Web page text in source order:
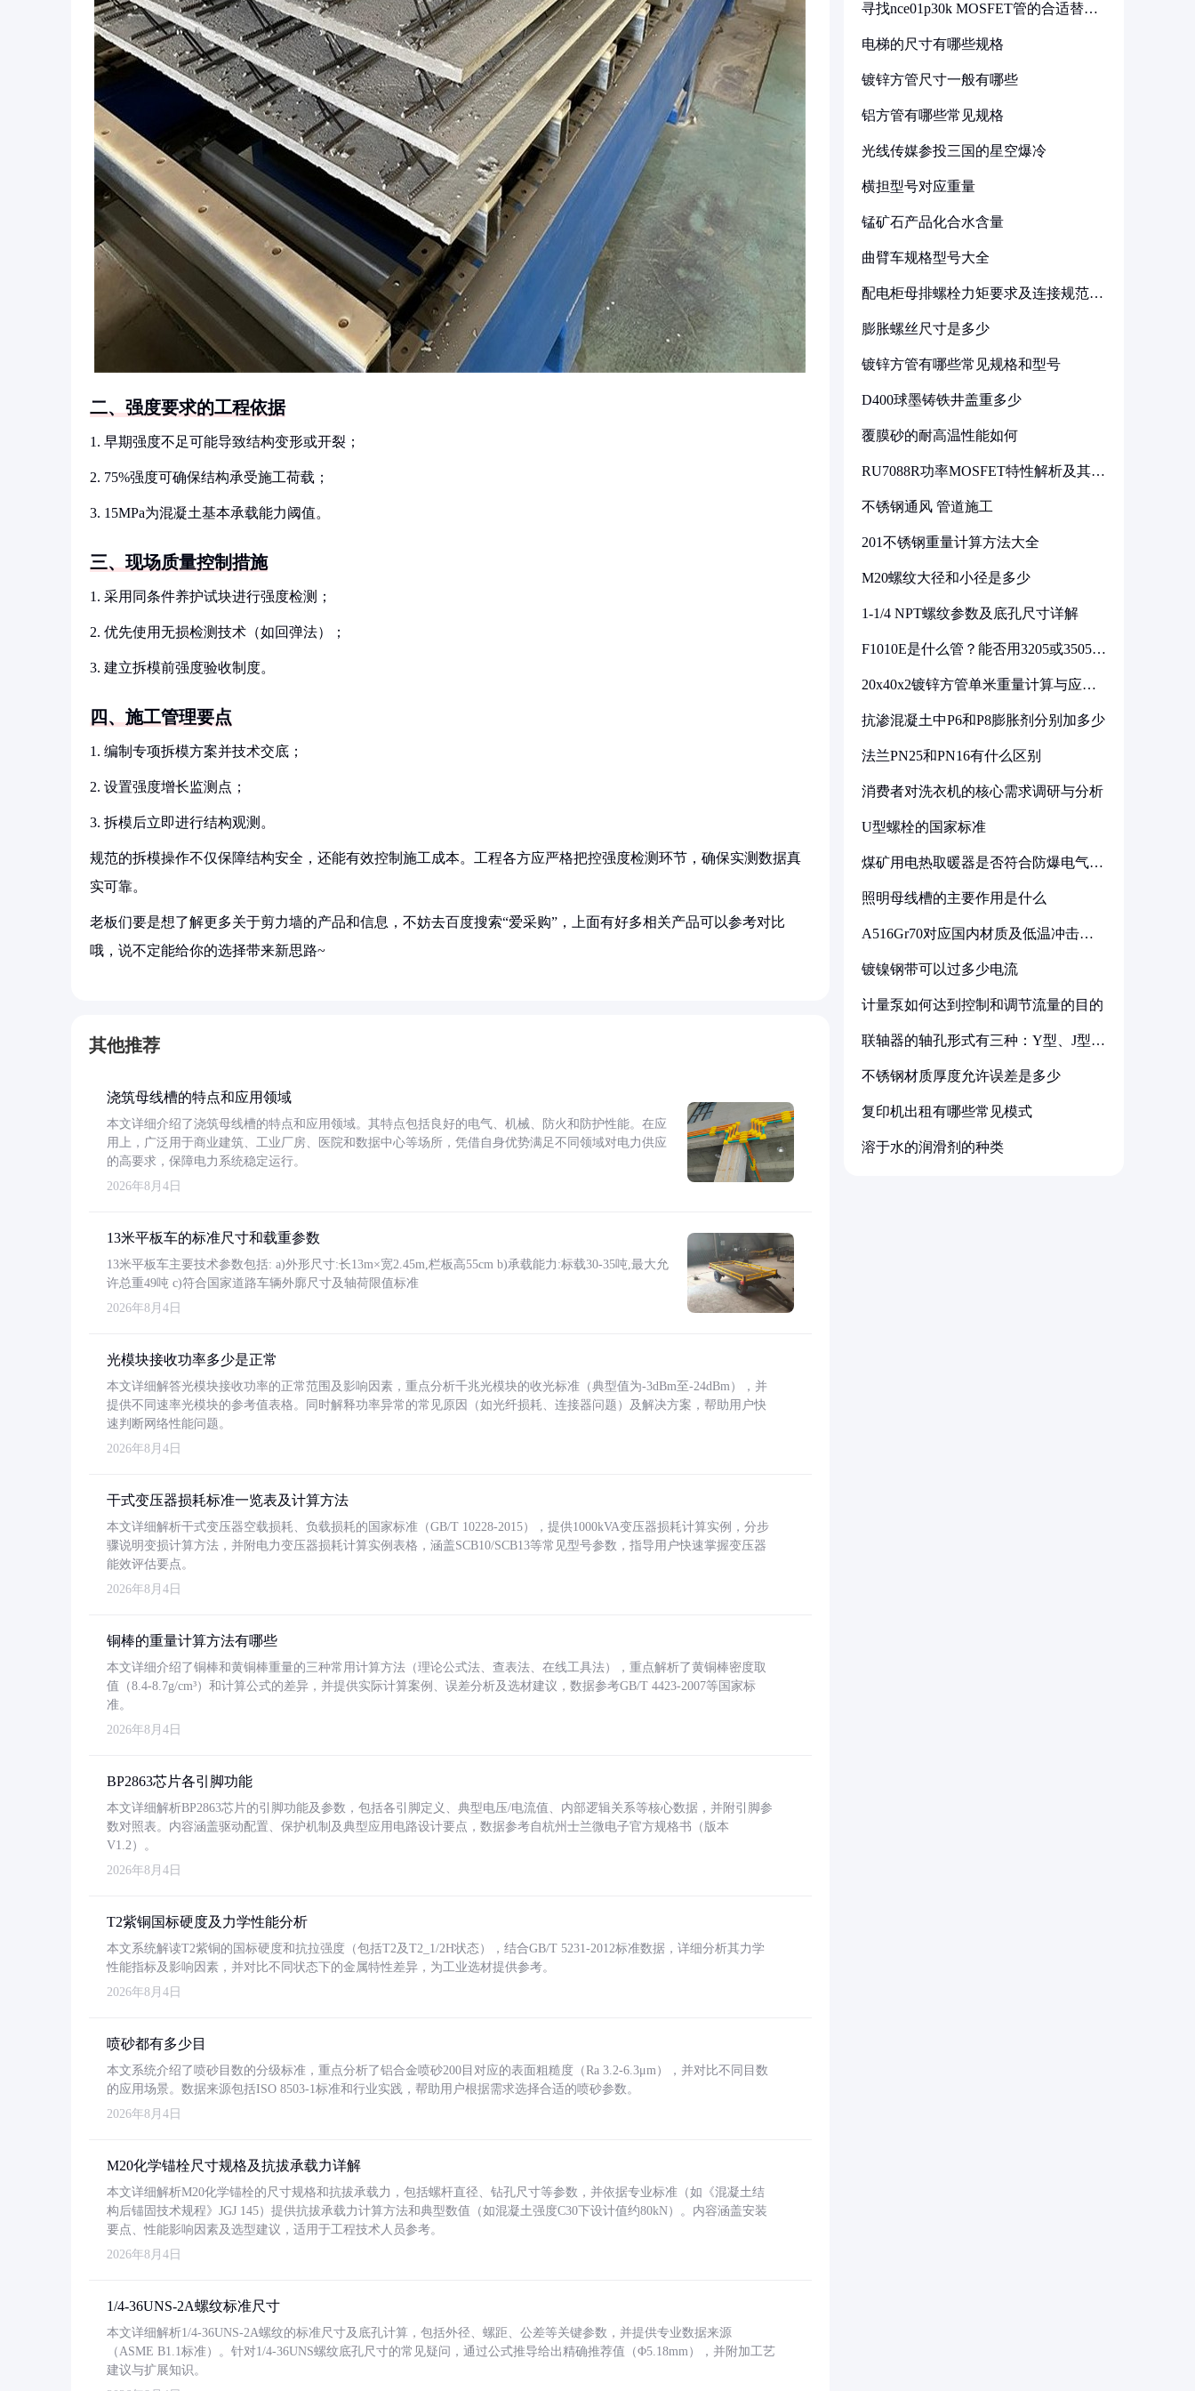
二、强度要求的工程依据
1. 早期强度不足可能导致结构变形或开裂；
2. 75%强度可确保结构承受施工荷载；
3. 15MPa为混凝土基本承载能力阈值。
三、现场质量控制措施
1. 采用同条件养护试块进行强度检测；
2. 优先使用无损检测技术（如回弹法）；
3. 建立拆模前强度验收制度。
四、施工管理要点
1. 编制专项拆模方案并技术交底；
2. 设置强度增长监测点；
3. 拆模后立即进行结构观测。
规范的拆模操作不仅保障结构安全，还能有效控制施工成本。工程各方应严格把控强度检测环节，确保实测数据真
实可靠。
老板们要是想了解更多关于剪力墙的产品和信息，不妨去百度搜索“爱采购”，上面有好多相关产品可以参考对比
哦，说不定能给你的选择带来新思路~
其他推荐
浇筑母线槽的特点和应用领域
本文详细介绍了浇筑母线槽的特点和应用领域。其特点包括良好的电气、机械、防火和防护性能。在应
用上，广泛用于商业建筑、工业厂房、医院和数据中心等场所，凭借自身优势满足不同领域对电力供应
的高要求，保障电力系统稳定运行。
2026年8月4日
13米平板车的标准尺寸和载重参数
13米平板车主要技术参数包括: a)外形尺寸:长13m×宽2.45m,栏板高55cm b)承载能力:标载30-35吨,最大允
许总重49吨 c)符合国家道路车辆外廓尺寸及轴荷限值标准
2026年8月4日
光模块接收功率多少是正常
本文详细解答光模块接收功率的正常范围及影响因素，重点分析千兆光模块的收光标准（典型值为-3dBm至-24dBm），并
提供不同速率光模块的参考值表格。同时解释功率异常的常见原因（如光纤损耗、连接器问题）及解决方案，帮助用户快
速判断网络性能问题。
2026年8月4日
干式变压器损耗标准一览表及计算方法
本文详细解析干式变压器空载损耗、负载损耗的国家标准（GB/T 10228-2015），提供1000kVA变压器损耗计算实例，分步
骤说明变损计算方法，并附电力变压器损耗计算实例表格，涵盖SCB10/SCB13等常见型号参数，指导用户快速掌握变压器
能效评估要点。
2026年8月4日
铜棒的重量计算方法有哪些
本文详细介绍了铜棒和黄铜棒重量的三种常用计算方法（理论公式法、查表法、在线工具法），重点解析了黄铜棒密度取
值（8.4-8.7g/cm³）和计算公式的差异，并提供实际计算案例、误差分析及选材建议，数据参考GB/T 4423-2007等国家标
准。
2026年8月4日
BP2863芯片各引脚功能
本文详细解析BP2863芯片的引脚功能及参数，包括各引脚定义、典型电压/电流值、内部逻辑关系等核心数据，并附引脚参
数对照表。内容涵盖驱动配置、保护机制及典型应用电路设计要点，数据参考自杭州士兰微电子官方规格书（版本
V1.2）。
2026年8月4日
T2紫铜国标硬度及力学性能分析
本文系统解读T2紫铜的国标硬度和抗拉强度（包括T2及T2_1/2H状态），结合GB/T 5231-2012标准数据，详细分析其力学
性能指标及影响因素，并对比不同状态下的金属特性差异，为工业选材提供参考。
2026年8月4日
喷砂都有多少目
本文系统介绍了喷砂目数的分级标准，重点分析了铝合金喷砂200目对应的表面粗糙度（Ra 3.2-6.3μm），并对比不同目数
的应用场景。数据来源包括ISO 8503-1标准和行业实践，帮助用户根据需求选择合适的喷砂参数。
2026年8月4日
M20化学锚栓尺寸规格及抗拔承载力详解
本文详细解析M20化学锚栓的尺寸规格和抗拔承载力，包括螺杆直径、钻孔尺寸等参数，并依据专业标准（如《混凝土结
构后锚固技术规程》JGJ 145）提供抗拔承载力计算方法和典型数值（如混凝土强度C30下设计值约80kN）。内容涵盖安装
要点、性能影响因素及选型建议，适用于工程技术人员参考。
2026年8月4日
1/4-36UNS-2A螺纹标准尺寸
本文详细解析1/4-36UNS-2A螺纹的标准尺寸及底孔计算，包括外径、螺距、公差等关键参数，并提供专业数据来源
（ASME B1.1标准）。针对1/4-36UNS螺纹底孔尺寸的常见疑问，通过公式推导给出精确推荐值（Φ5.18mm），并附加工艺
建议与扩展知识。
寻找nce01p30k MOSFET管的合适替代
电梯的尺寸有哪些规格
镀锌方管尺寸一般有哪些
铝方管有哪些常见规格
光线传媒参投三国的星空爆冷
横担型号对应重量
锰矿石产品化合水含量
曲臂车规格型号大全
配电柜母排螺栓力矩要求及连接规范详
膨胀螺丝尺寸是多少
镀锌方管有哪些常见规格和型号
D400球墨铸铁井盖重多少
覆膜砂的耐高温性能如何
RU7088R功率MOSFET特性解析及其在
不锈钢通风 管道施工
201不锈钢重量计算方法大全
M20螺纹大径和小径是多少
1-1/4 NPT螺纹参数及底孔尺寸详解
F1010E是什么管？能否用3205或3505代
20x40x2镀锌方管单米重量计算与应用
抗渗混凝土中P6和P8膨胀剂分别加多少
法兰PN25和PN16有什么区别
消费者对洗衣机的核心需求调研与分析
U型螺栓的国家标准
煤矿用电热取暖器是否符合防爆电气设
照明母线槽的主要作用是什么
A516Gr70对应国内材质及低温冲击要
镀镍钢带可以过多少电流
计量泵如何达到控制和调节流量的目的
联轴器的轴孔形式有三种：Y型、J型、
不锈钢材质厚度允许误差是多少
复印机出租有哪些常见模式
溶于水的润滑剂的种类